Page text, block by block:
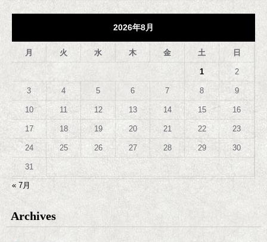
2026年8月
月 火 水 木 金 土 日
1 2
3 4 5 6 7 8 9
10 11 12 13 14 15 16
17 18 19 20 21 22 23
24 25 26 27 28 29 30
31
« 7月
Archives